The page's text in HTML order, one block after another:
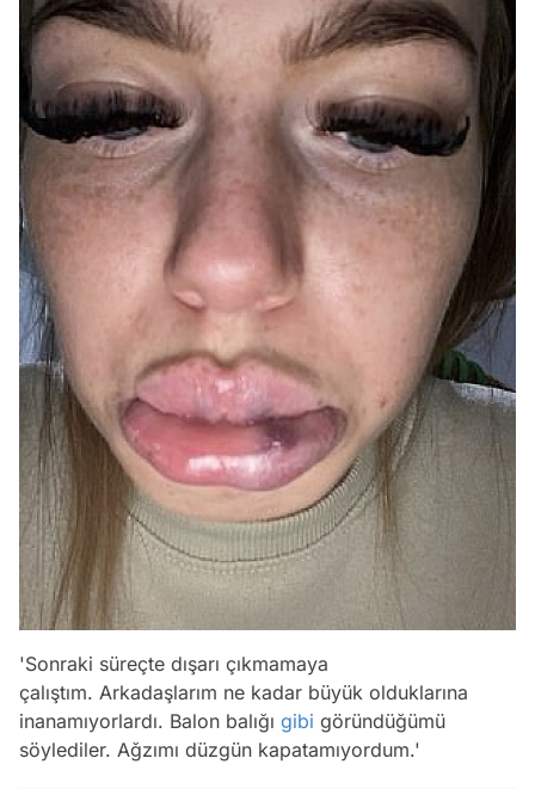
'Sonraki süreçte dışarı çıkmamaya
çalıştım. Arkadaşlarım ne kadar büyük olduklarına
inanamıyorlardı. Balon balığı gibi göründüğümü
söylediler. Ağzımı düzgün kapatamıyordum.'